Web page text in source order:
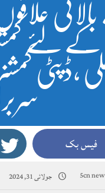
لئے
،ڈپٹی
فیس بک
5cn جولائی 31, 2024